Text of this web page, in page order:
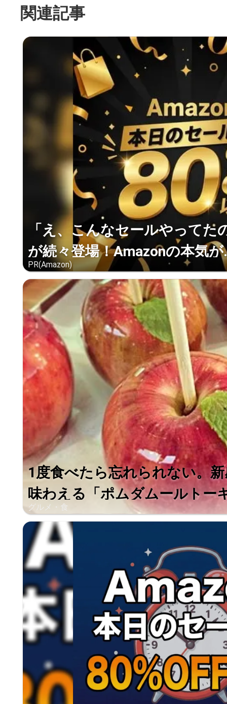
関連記事
「え、こんなセールやってた
が続々登場！Amazonの本気が
PR(Amazon)
1度食べたら忘れられない。
味わえる「ポムダムールトー
グルメ・食